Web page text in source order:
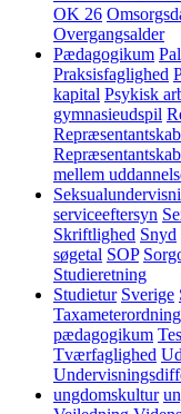
OK 26
Overgangsalder
Pædagogikum
Praksisfaglighed
kapital Psykisk
gymnasieudspil
mellem
serviceeftersyn
Skriftlighed Snyd
søgetal SOP
Studieretning
Studietur Sverige
Taxameterordning
pædagogikum
Tværfaglighed
ungdomskultur